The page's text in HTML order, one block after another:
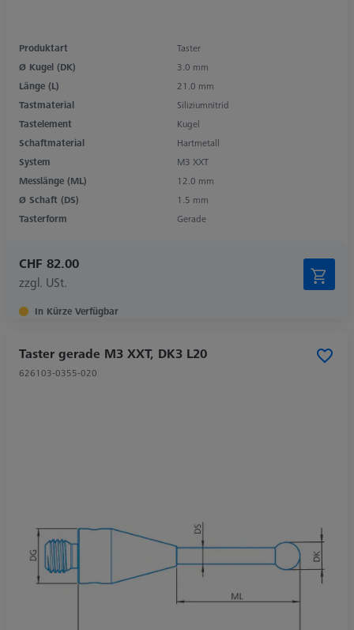
Produktart
Taster
Ø Kugel (DK)
3.0 mm
Länge (L)
21.0 mm
Tastmaterial
Siliziumnitrid
Tastelement
Kugel
Schaftmaterial
Hartmetall
System
M3 XXT
Messlänge (ML)
12.0 mm
Ø Schaft (DS)
1.5 mm
Tasterform
Gerade
CHF 82.00
zzgl. USt.
In Kürze Verfügbar
Taster gerade M3 XXT, DK3 L20
626103-0355-020